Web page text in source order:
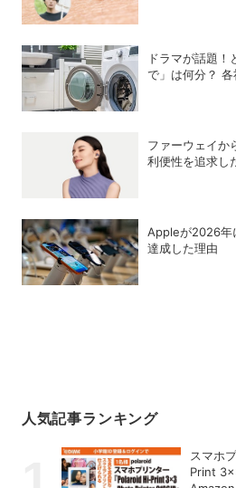
ドラマが話題！
で」は何分？
ファーウェイか
利便性を追求し
Appleが2026年
達成した理由
人気記事ランキング
スマホ
Print